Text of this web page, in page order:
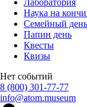
Наука на
Семейный день
Папин день
Квесты
Квизы
Нет событий
8 (800) 301-77-77
info@atom.museum